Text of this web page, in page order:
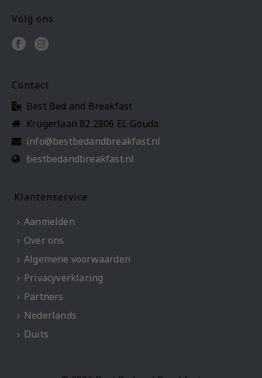
Volg ons
Contact
Best Bed and Breakfast
Krugerlaan 82 2806 EL Gouda
info@bestbedandbreakfast.nl
bestbedandbreakfast.nl
Klantenservice
Aanmelden
Over ons
Algemene voorwaarden
Privacyverklaring
Partners
Nederlands
Duits